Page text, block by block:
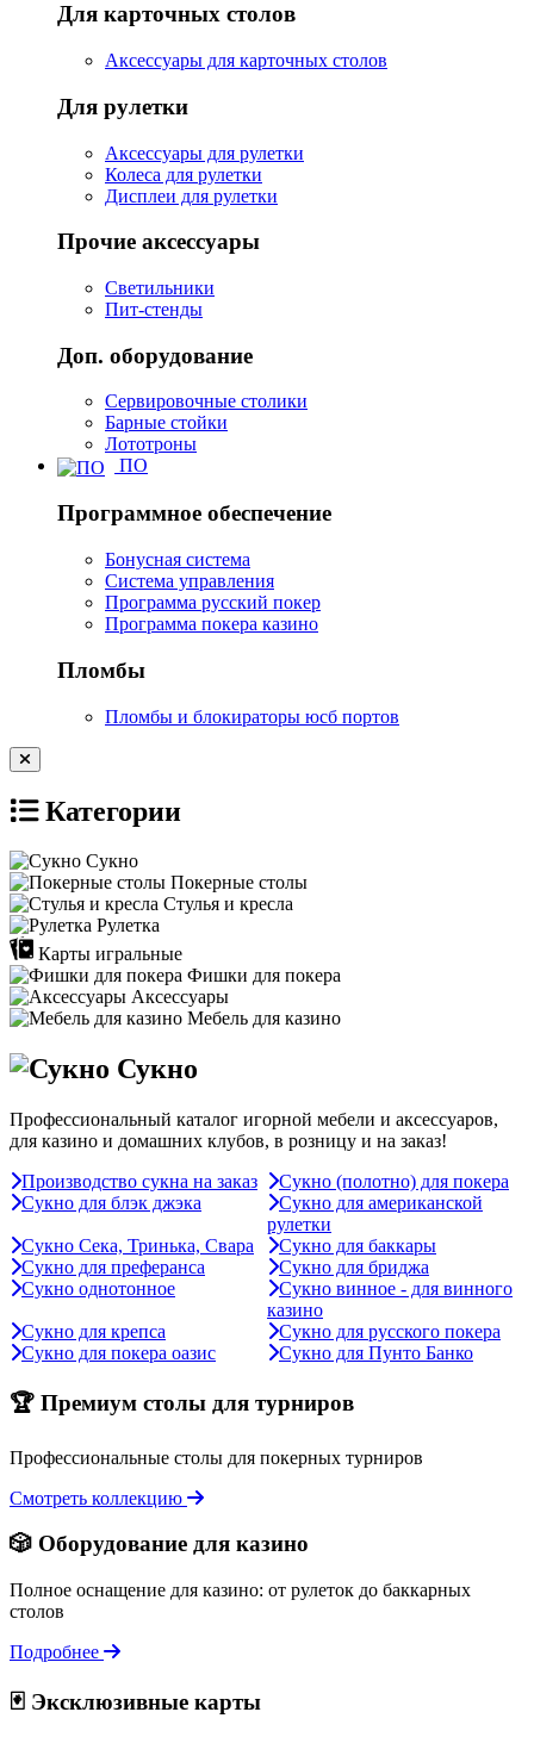
Для карточных столов
Аксессуары для карточных столов
Для рулетки
Аксессуары для рулетки
Колеса для рулетки
Дисплеи для рулетки
Прочие аксессуары
Светильники
Пит-стенды
Доп. оборудование
Сервировочные столики
Барные стойки
Лототроны
ПО
Программное обеспечение
Бонусная система
Система управления
Программа русский покер
Программа покера казино
Пломбы
Пломбы и блокираторы юсб портов
Категории
Сукно
Покерные столы
Стулья и кресла
Рулетка
Карты игральные
Фишки для покера
Аксессуары
Мебель для казино
Сукно
Профессиональный каталог игорной мебели и аксессуаров,
для казино и домашних клубов, в розницу и на заказ!
Производство сукна на заказ
Сукно (полотно) для покера
Сукно для блэк джэка
Сукно для американской
рулетки
Сукно Сека, Тринька, Свара
Сукно для баккары
Сукно для преферанса
Сукно для бриджа
Сукно однотонное
Сукно винное - для винного
казино
Сукно для крепса
Сукно для русского покера
Сукно для покера оазис
Сукно для Пунто Банко
🏆 Премиум столы для турниров
Профессиональные столы для покерных турниров
Смотреть коллекцию
🎲 Оборудование для казино
Полное оснащение для казино: от рулеток до баккарных
столов
Подробнее
🃏 Эксклюзивные карты